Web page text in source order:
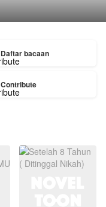
Daftar bacaan
Contribute